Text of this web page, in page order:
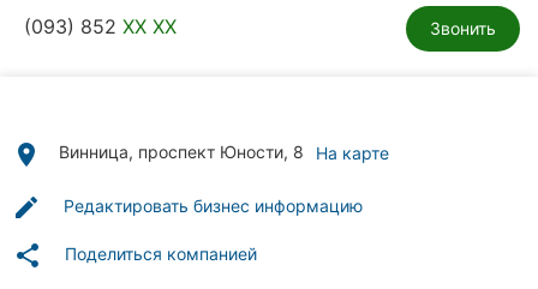
Стоматологии
Частные
Автошколы
(093) 852 XX XX Звонить
place Винница, проспект Юности, 8 На карте
edit Редактировать бизнес информацию
share Поделиться компанией